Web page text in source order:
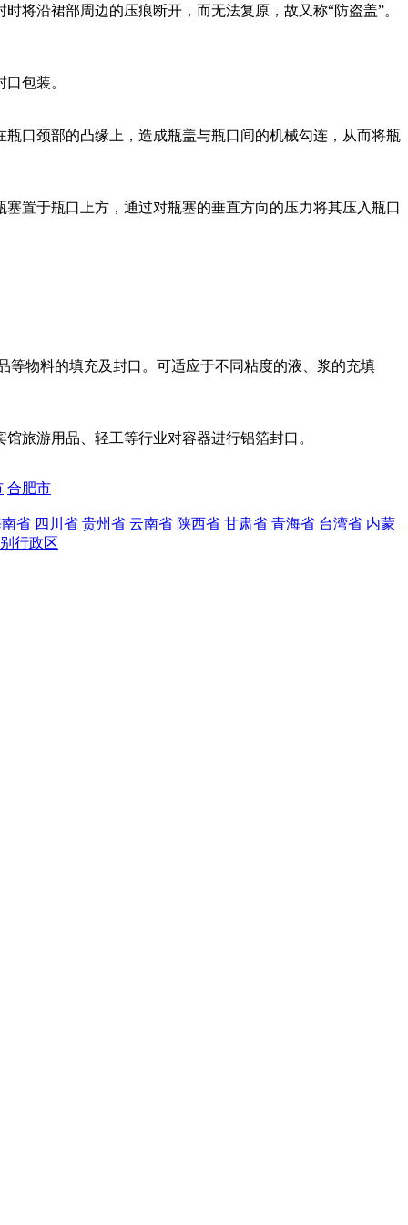
将沿裙部周边的压痕断开，而无法复原，故又称“防盗盖”。
包装。
口颈部的凸缘上，造成瓶盖与瓶口间的机械勾连，从而将瓶
置于瓶口上方，通过对瓶塞的垂直方向的压力将其压入瓶口
等物料的填充及封口。可适应于不同粘度的液、浆的充填
旅游用品、轻工等行业对容器进行铝箔封口。
合肥市
省 四川省 贵州省 云南省 陕西省 甘肃省 青海省 台湾省 内蒙
行政区